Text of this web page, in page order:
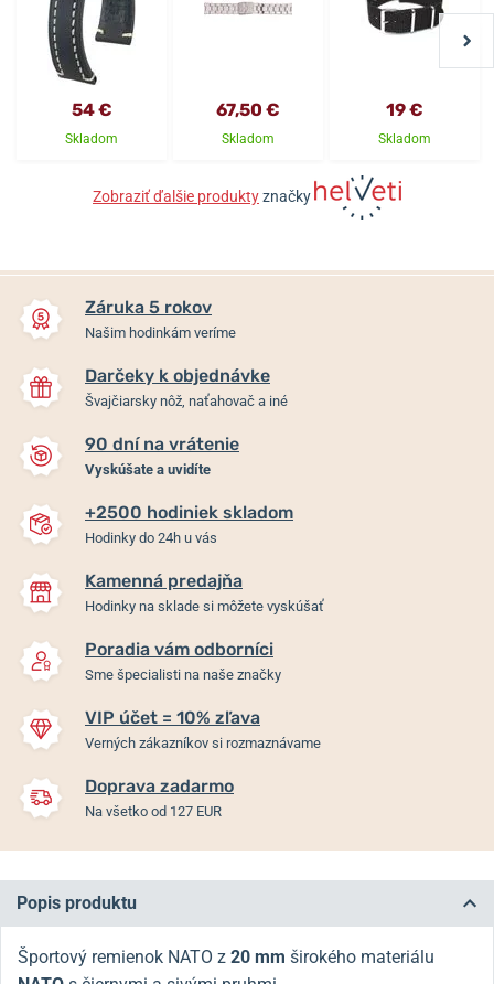
54 €
Skladom
67,50 €
Skladom
19 €
Skladom
Zobraziť ďalšie produktyznačky
Záruka 5 rokov
Našim hodinkám veríme
Darčeky k objednávke
Švajčiarsky nôž, naťahovač a iné
90 dní na vrátenie
Vyskúšate a uvidíte
+2500 hodiniek skladom
Hodinky do 24h u vás
Kamenná predajňa
Hodinky na sklade si môžete vyskúšať
Poradia vám odborníci
Sme špecialisti na naše značky
VIP účet = 10% zľava
Verných zákazníkov si rozmaznávame
Doprava zadarmo
Na všetko od 127 EUR
Popis produktu
Športový remienok NATO z 20 mm širokého materiálu